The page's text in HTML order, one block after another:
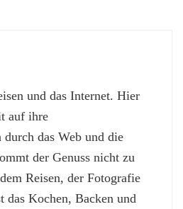
und das Internet. Hier
auf ihre
durch das Web und die
der Genuss nicht zu
Reisen, der Fotografie
das Kochen, Backen und